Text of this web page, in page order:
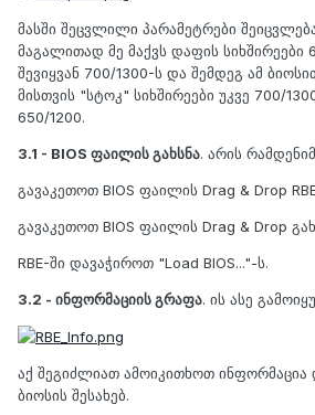
მასში შეცვლილი პარამეტრები
მაგალითად მე მაქვს დაფის სიხშირეები
შევიყვან 700/1300-ს და შემდეგ ამ
მისთვის "სტოკ" სიხშირეები უკვე 700/
650/1200.
3.1 - BIOS ფაილის გახსნა. არის
გავაკეთოთ BIOS ფაილის Drag & Drop
გავაკეთოთ BIOS ფაილის Drag & Drop
RBE-ში დავაჭიროთ "Load BIOS..."-ს.
3.2 - ინფორმაციის გრაფა. ის ასე
აქ შეგიძლიათ ამოიკითხოთ ინფორმაცია
ბიოსის შესახებ.